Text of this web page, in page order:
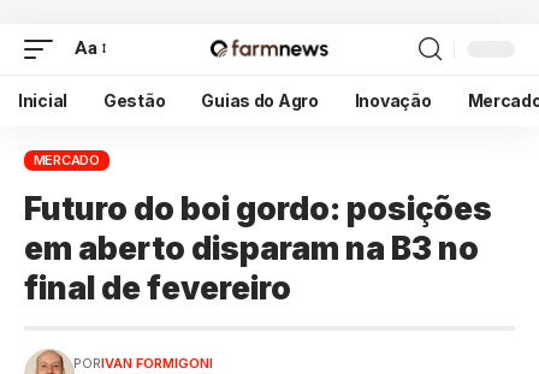
Aa
Inicial Gestão Guias do Agro Inovação
MERCADO
Futuro do boi gordo: posições
em aberto disparam na B3 no
final de fevereiro
PORIVAN FORMIGONI